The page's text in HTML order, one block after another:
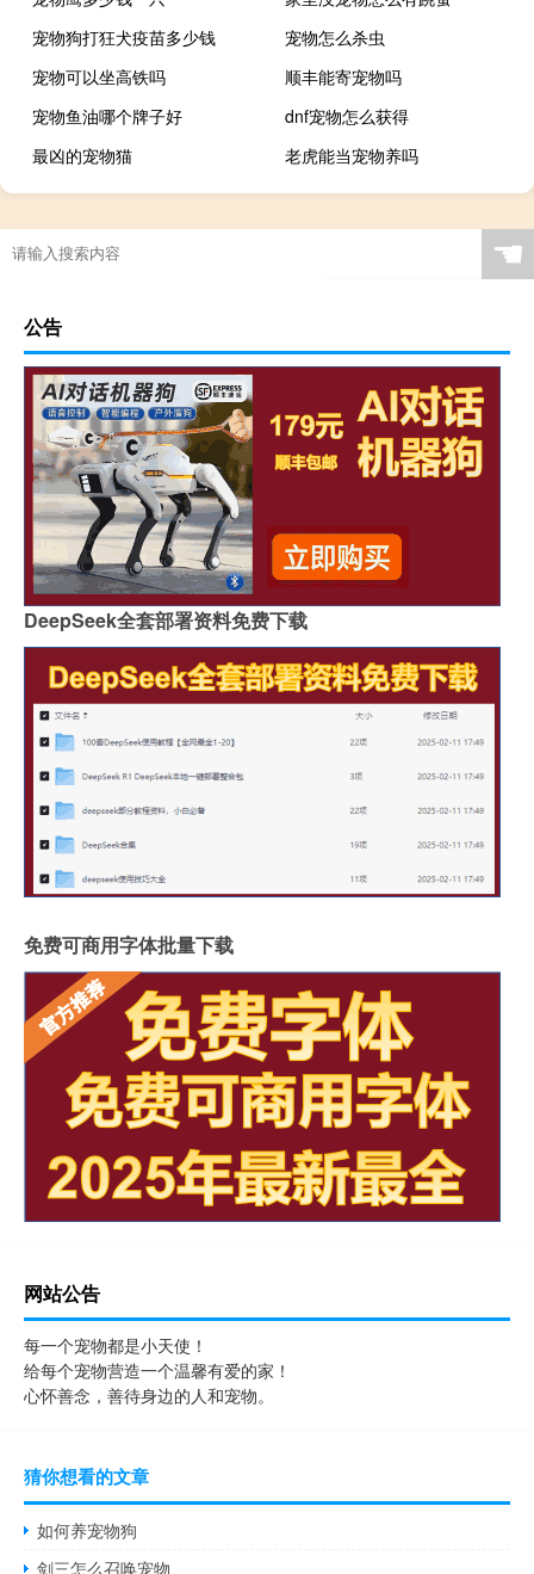
宠物狗打狂犬疫苗多少钱
宠物怎么杀虫
宠物可以坐高铁吗
顺丰能寄宠物吗
宠物鱼油哪个牌子好
dnf宠物怎么获得
最凶的宠物猫
老虎能当宠物养吗
☚
公告
DeepSeek全套部署资料免费下载
免费可商用字体批量下载
网站公告
每一个宠物都是小天使！
给每个宠物营造一个温馨有爱的家！
心怀善念，善待身边的人和宠物。
猜你想看的文章
如何养宠物狗
剑三怎么召唤宠物